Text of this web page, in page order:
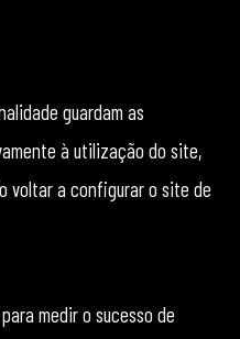
guardam as
à utilização do site,
voltar a configurar o site de
medir o sucesso de